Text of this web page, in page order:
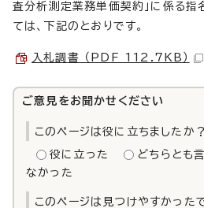
査分析測定業務単価契約」に係る指
ては、下記のとおりです。
入札調書 （PDF 112.7KB）
ご意見をお聞かせください
このページは役に立ちましたか？
役に立った どちらとも
なかった
このページは見つけやすかった